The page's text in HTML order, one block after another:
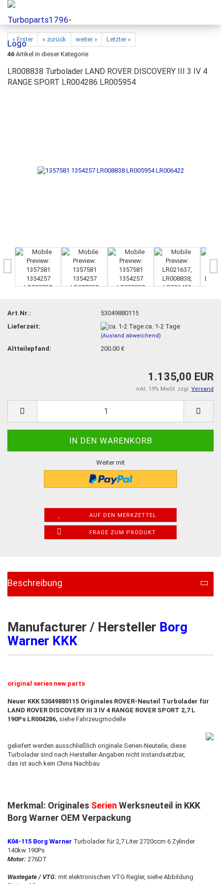
« Erster « zurück weiter »
Letzter »
46 Artikel in dieser Kategorie
LR008838 Turbolader LAND ROVER DISCOVERY III 3 IV 4
RANGE SPORT LR004286 LR005954
Art.Nr.:
53049880115
Lieferzeit:
ca. 1-2 Tage
(Ausland abweichend)
Altteilepfand: 200.00 €
1.135,00 EUR
inkl. 19% MwSt. zzgl. Versand
Weiter mit
AUF DEN MERKZETTEL
FRAGE ZUM PRODUKT
Beschreibung
Manufacturer / Hersteller Borg
Warner KKK
original series new parts
Neuer KKK 53049880115 Originales ROVER-Neuteil Turbolader für
LAND ROVER DISCOVERY III 3 IV 4 RANGE ROVER SPORT 2,7 L
190Ps LR004286, siehe Fahrzeugmodelle
geliefert werden ausschließlich originale Serien-Neuteile, diese
Turbolader sind nach Hersteller-Angaben nicht instandsetzbar,
das ist auch kein China Nachbau
Merkmal: Originales Serien Werksneuteil in KKK
Borg Warner OEM Verpackung
K04-115 Borg Warner Turbolader für 2,7 Liter 2720ccm 6 Zylinder
140kw 190Ps
Motor: 276DT
Wastegate / VTG: mit elektronischen VTG Regler, siehe Abbildung